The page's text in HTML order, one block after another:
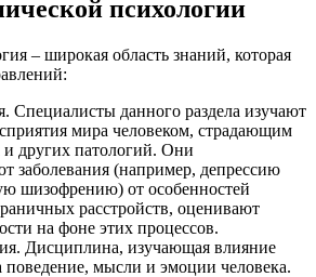
психологии
– широкая область знаний, которая
Специалисты данного раздела изучают
мира человеком, страдающим
и других патологий. Они
заболевания (например, депрессию
шизофрению) от особенностей
расстройств, оценивают
на фоне этих процессов.
Дисциплина, изучающая влияние
мысли и эмоции человека.